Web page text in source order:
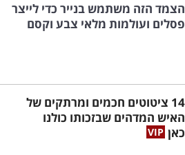
הצמד הזה משתמש בנייר כדי לייצר
פסלים ועולמות מלאי צבע וקסם
14 ציטוטים חכמים ומרתקים של
האיש המדהים שבזכותו כולנו
כאן